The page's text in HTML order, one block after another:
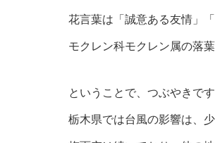
花言葉は「誠意ある友情」「
モクレン科モクレン属の落葉
ということで、つぶやきです
栃木県では台風の影響は、